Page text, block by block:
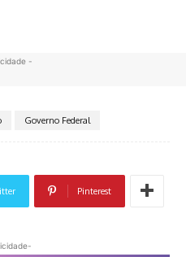
-
Governo Federal
Pinterest